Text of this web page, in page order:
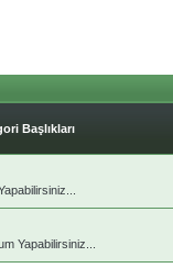
Başlıkları
Yapabilirsiniz...